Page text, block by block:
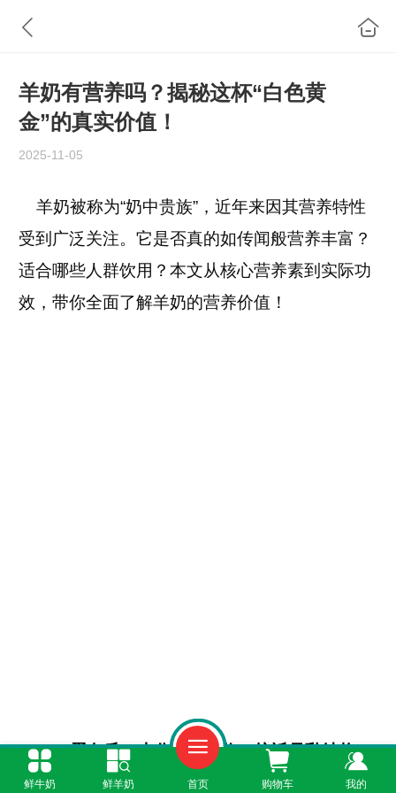
羊奶有营养吗？揭秘这杯“白色黄
金”的真实价值！
2025-11-05
羊奶被称为“奶中贵族”，近年来因其营养特性
受到广泛关注。它是否真的如传闻般营养丰富？
适合哪些人群饮用？本文从核心营养素到实际功
效，带你全面了解羊奶的营养价值！
一、蛋白质：小分子易吸收，接近母乳结构
鲜牛奶 鲜羊奶 首页 购物车 我的